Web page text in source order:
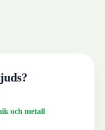
och metall